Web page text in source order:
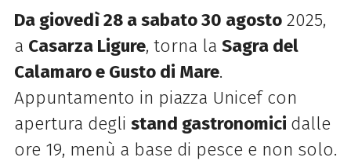
Da giovedì 28 a sabato 30 agosto2025,
a Casarza Ligure, torna la Sagra del
Calamaro e Gusto di Mare.
Appuntamento in piazza Unicef con
apertura degli stand gastronomici dalle
ore 19, menù a base di pesce e non solo.